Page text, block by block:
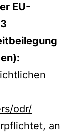
EU-
odr/
an